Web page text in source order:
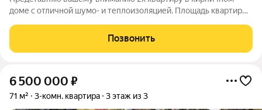
доме с отличной шумо- и теплоизоляцией. Площадь квартиры
развитой инфраструктурой. Есть всё необходимое в шаговой
доступности: медицинское
Позвонить
6 500 000 ₽
71 м² 3-комн. квартира 3 этаж из 3